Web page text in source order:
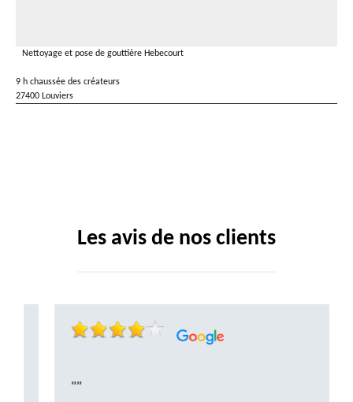
Nettoyage et pose de gouttière Hebecourt
9 h chaussée des créateurs
27400 Louviers
Les avis de nos clients